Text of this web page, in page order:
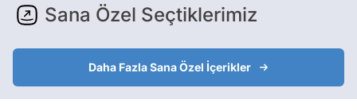
Sana Özel Seçtiklerimiz
Daha Fazla Sana Özel İçerikler